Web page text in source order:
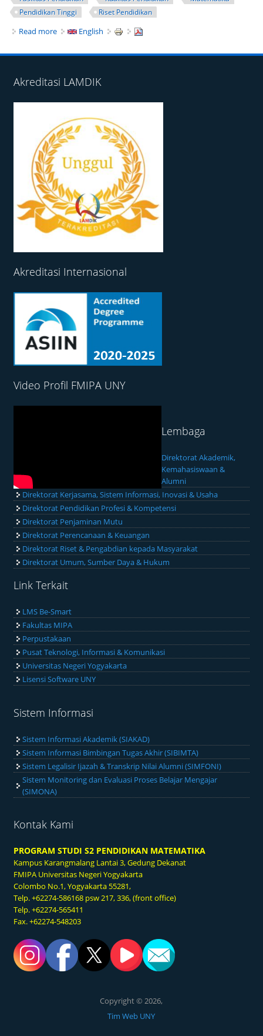
Pendidikan Tinggi
Riset Pendidikan
Read more about Program Studi mengadakan Kegiatan Percepatan
UNY
English
Akreditasi LAMDIK
Akreditasi Internasional
Video Profil FMIPA UNY
Lembaga
Direktorat Akademik,
Kemahasiswaan &
Alumni
Direktorat Kerjasama, Sistem Informasi, Inovasi & Usaha
Direktorat Pendidikan Profesi & Kompetensi
Direktorat Penjaminan Mutu
Direktorat Perencanaan & Keuangan
Direktorat Riset & Pengabdian kepada Masyarakat
Direktorat Umum, Sumber Daya & Hukum
Link Terkait
LMS Be-Smart
Fakultas MIPA
Perpustakaan
Pusat Teknologi, Informasi & Komunikasi
Universitas Negeri Yogyakarta
Lisensi Software UNY
Sistem Informasi
Sistem Informasi Akademik (SIAKAD)
Sistem Informasi Bimbingan Tugas Akhir (SIBIMTA)
Sistem Legalisir Ijazah & Transkrip Nilai Alumni (SIMFONI)
Sistem Monitoring dan Evaluasi Proses Belajar Mengajar
(SIMONA)
Kontak Kami
PROGRAM STUDI S2 PENDIDIKAN MATEMATIKA
Kampus Karangmalang Lantai 3, Gedung Dekanat
FMIPA Universitas Negeri Yogyakarta
Colombo No.1, Yogyakarta 55281,
Telp. +62274-586168 psw 217, 336, (front office)
Telp. +62274-565411
Fax. +62274-548203
Copyright © 2026,
Tim Web UNY